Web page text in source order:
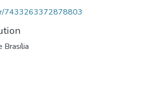
7433263372878803
Brasília